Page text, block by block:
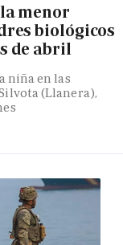
menor
biológicos
de abril
niña en las
(Llanera),